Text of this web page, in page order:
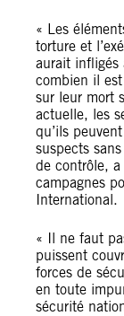
« Les
torture et
aurait infligés
combien il
sur leur mort
actuelle, les
qu’ils
suspects
de contrôle,
campagnes
International.
« Il ne faut
puissent
forces de
en toute
sécurité